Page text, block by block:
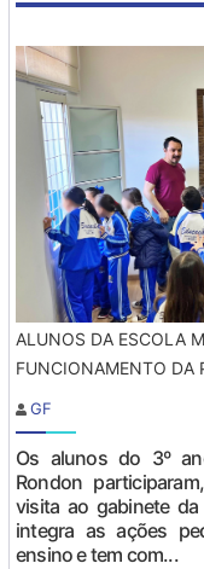
ALUNOS DA ESCOLA
FUNCIONAMENTO DA
GF
Os alunos do 3º
Rondon
visita ao gabinete
integra as ações
ensino e tem com...